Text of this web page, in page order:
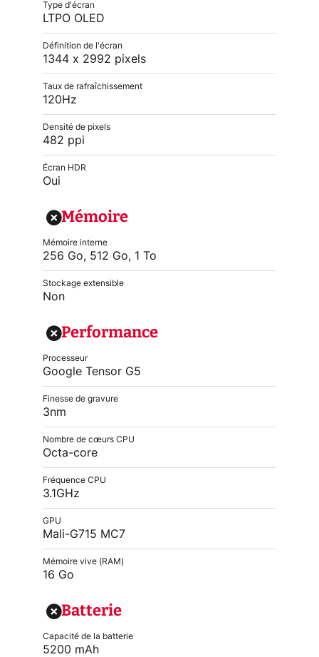
Type d'écran
LTPO OLED
Définition de l'écran
1344 x 2992 pixels
Taux de rafraîchissement
120Hz
Densité de pixels
482 ppi
Écran HDR
Oui
Mémoire
Mémoire interne
256 Go, 512 Go, 1 To
Stockage extensible
Non
Performance
Processeur
Google Tensor G5
Finesse de gravure
3nm
Nombre de cœurs CPU
Octa-core
Fréquence CPU
3.1GHz
GPU
Mali-G715 MC7
Mémoire vive (RAM)
16 Go
Batterie
Capacité de la batterie
5200 mAh